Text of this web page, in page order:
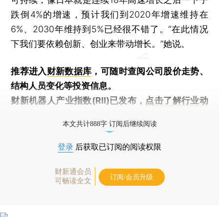
跌倒4%的增速，预计我们到2020年增速维持在
6%、2030年维持到5%已经很不错了。“在此情况
下我们要依赖创新、创业来带动增长。”她说。
推荐进入财新数据库 ，可随时查阅公司股价走势、
结构人员变化等投资信息。
财新机器人产业指数(RII)已发布， 点击了解行业动
本文共计888字 订阅后继续阅读
登录 后获取已订阅的阅读权限
财新通会员
可畅读全文
订阅/会员升级